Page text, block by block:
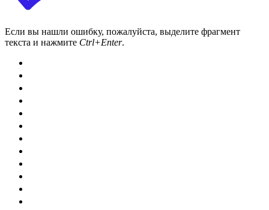
Если вы нашли ошибку, пожалуйста, выделите фрагмент
текста и нажмите Ctrl+Enter.